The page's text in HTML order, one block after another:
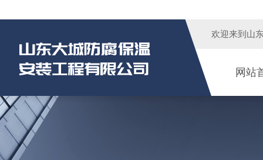
欢迎来到 山
网站